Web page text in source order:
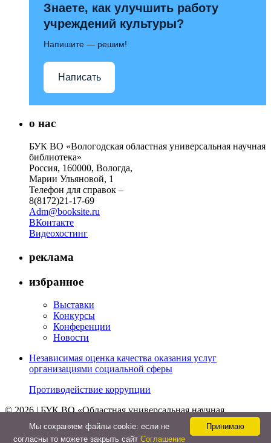
Знаете, как улучшить работу
учреждений культуры?
Напишите — решим!
Написать
о нас
БУК ВО «Вологодская областная универсальная научная
библиотека»
Россия, 160000, Вологда,
Марии Ульяновой, 1
Телефон для справок –
8(8172)21-17-69
Adm@booksite.ru
ВКонтакте
Видеохостинг
реклама
избранное
Выставки
Конкурсы
Конференции
Новости
Независимая оценка качества оказания услуг
организациями социальной сферы
Противодействие коррупции
© 2026 | БУК ВО «Областная универсальная научная
библиотека»
Принимаю
Мы cохраняем файлы cookie: если не
согласны то можете закрыть сайт Соглашение